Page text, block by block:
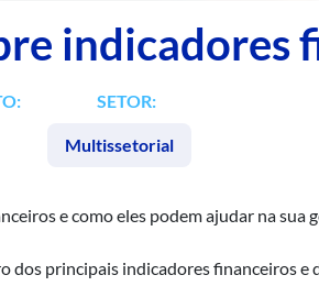
indicadores
SETOR:
Multissetorial
e como eles podem ajudar na sua
dos principais indicadores financeiros e